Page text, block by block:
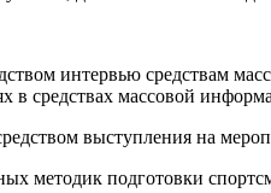
интервью средствам
в средствах массовой
выступления на
методик подготовки